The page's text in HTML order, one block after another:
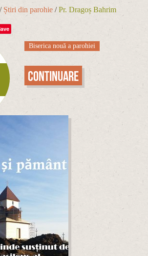
/ Știri din parohie /Pr. Dragoș Bahrim
Biserica nouă a parohiei
Continuare